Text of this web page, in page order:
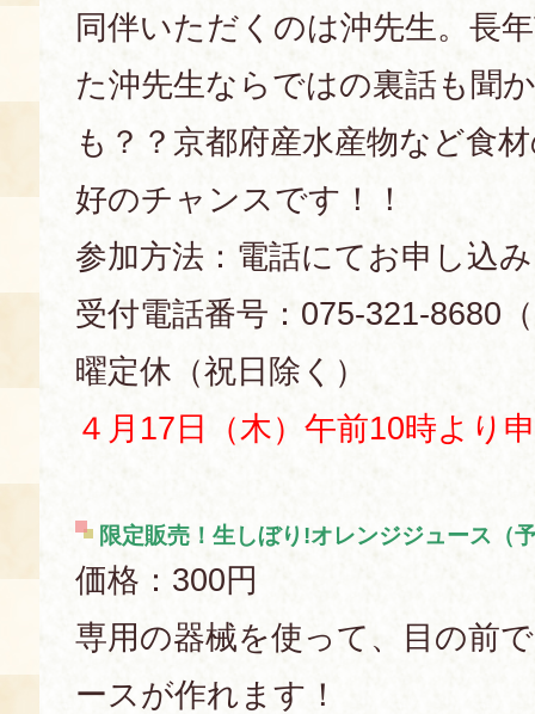
同伴いただくのは沖先生。長
た沖先生ならではの裏話も聞
も？？京都府産水産物など食
好のチャンスです！！
参加方法：電話にてお申し込
受付電話番号：075-321-8680
曜定休（祝日除く）
４月17日（木）午前10時より
限定販売！生しぼり!オレンジジュース（
価格：300円
専用の器械を使って、目の前
ースが作れます！